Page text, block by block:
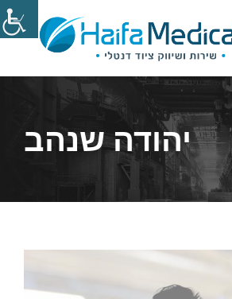
יהודה שנהב